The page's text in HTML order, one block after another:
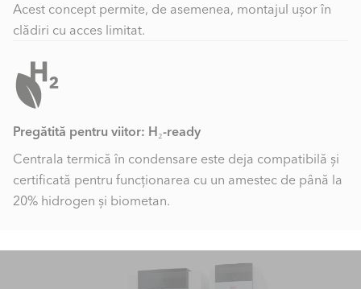
Acest concept permite, de asemenea, montajul ușor în
clădiri cu acces limitat.
Pregătită pentru viitor: H₂-ready
Centrala termică în condensare este deja compatibilă și
certificată pentru funcționarea cu un amestec de până la
20% hidrogen și biometan.